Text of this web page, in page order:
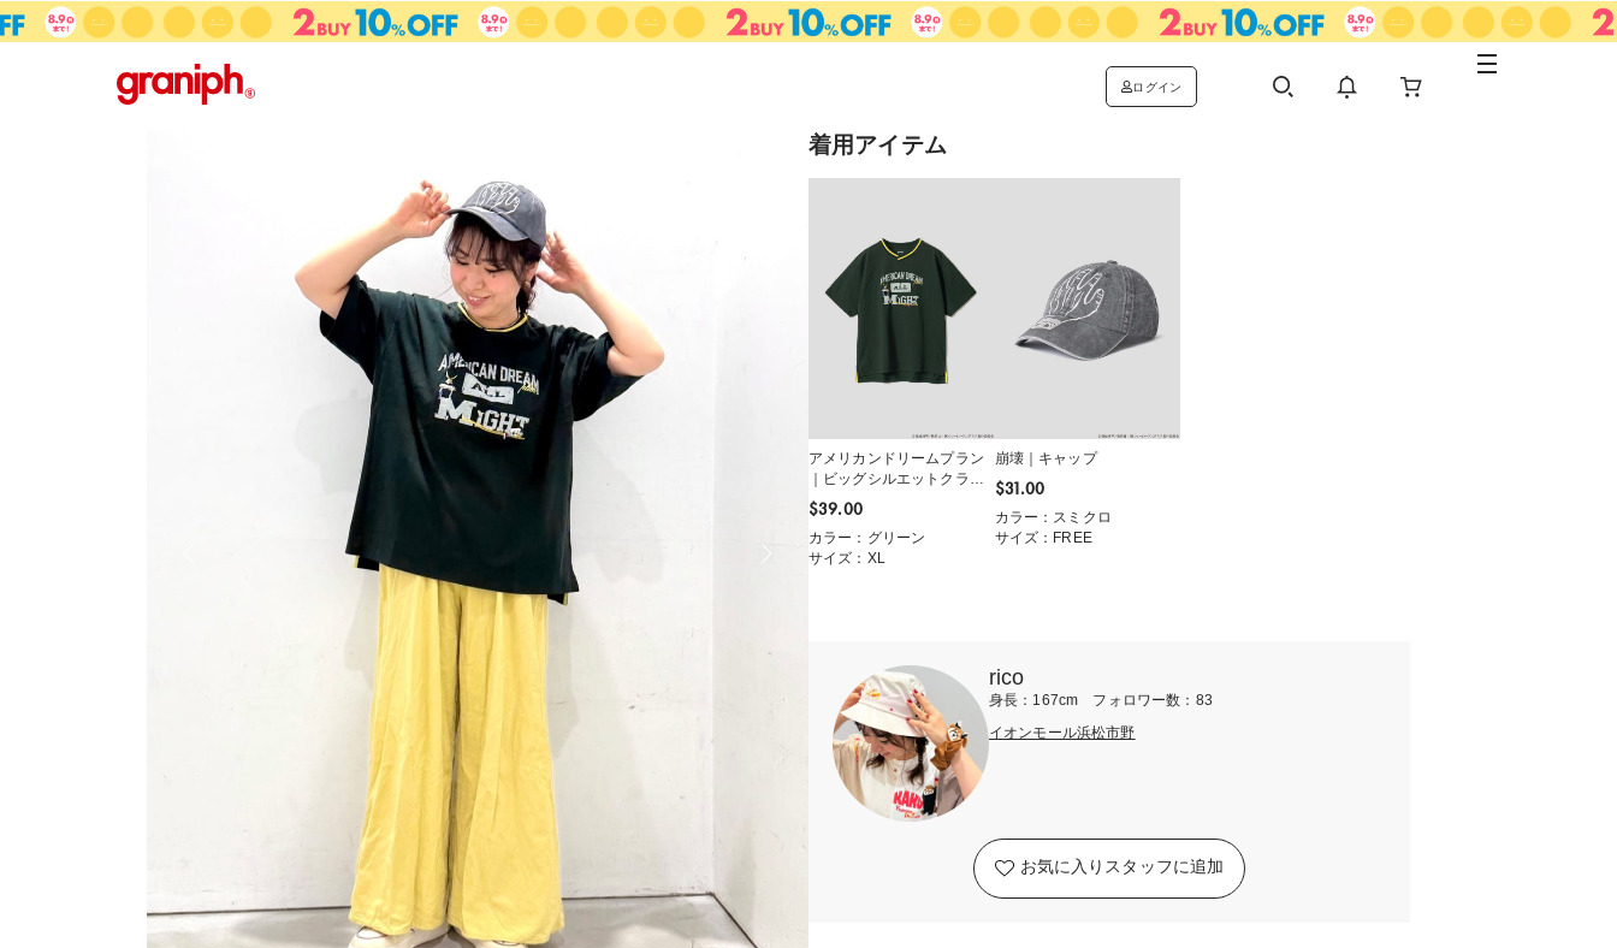
ログイン
着用アイテム
アメリカンドリームプラン
｜ビッグシルエットクラブT
シャツ
$‌39.00
カラー：グリーン
サイズ：XL
崩壊｜キャップ
$‌31.00
カラー：スミクロ
サイズ：FREE
rico
身長：167cm フォロワー数：83
イオンモール浜松市野
お気に入りスタッフに追加